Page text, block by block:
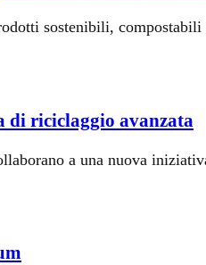
sostenibili,
riciclaggio avanzata
a una nuova